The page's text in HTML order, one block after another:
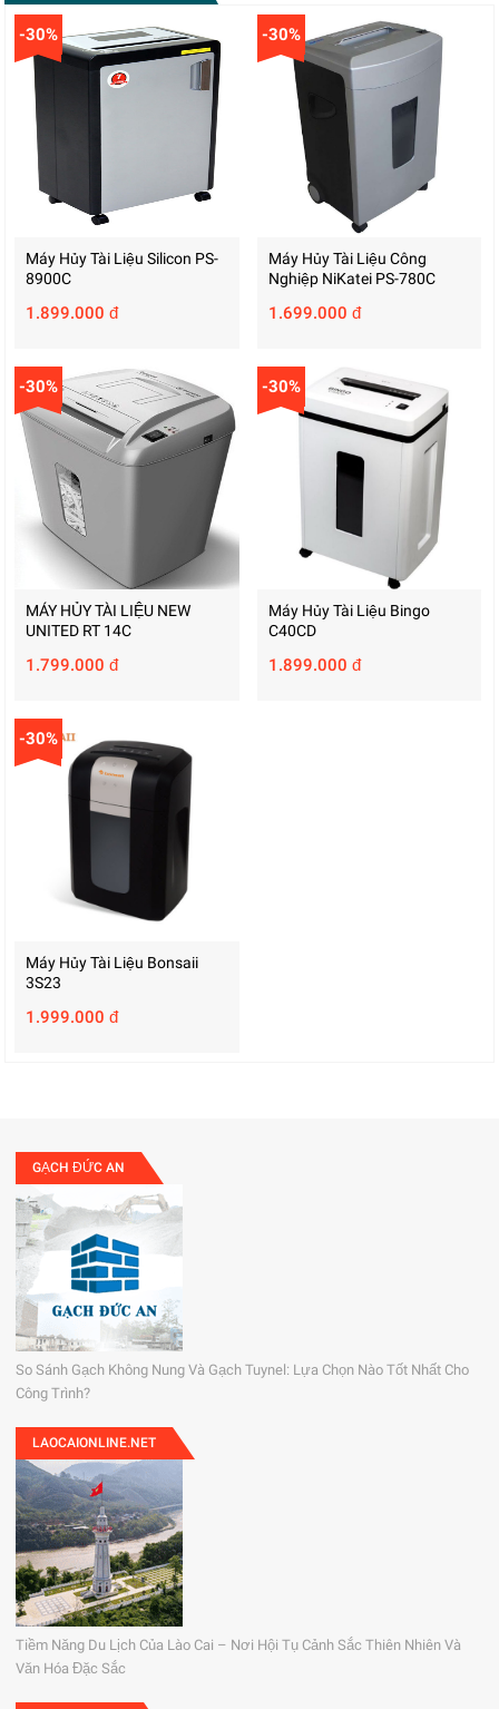
-30%
Máy Hủy Tài Liệu Silicon PS-
8900C
1.899.000 đ
-30%
Máy Hủy Tài Liệu Công
Nghiệp NiKatei PS-780C
1.699.000 đ
-30%
MÁY HỦY TÀI LIỆU NEW
UNITED RT 14C
1.799.000 đ
-30%
Máy Hủy Tài Liệu Bingo
C40CD
1.899.000 đ
-30%
Máy Hủy Tài Liệu Bonsaii
3S23
1.999.000 đ
GẠCH ĐỨC AN
So Sánh Gạch Không Nung Và Gạch Tuynel: Lựa Chọn Nào Tốt Nhất Cho
Công Trình?
LAOCAIONLINE.NET
Tiềm Năng Du Lịch Của Lào Cai – Nơi Hội Tụ Cảnh Sắc Thiên Nhiên Và
Văn Hóa Đặc Sắc